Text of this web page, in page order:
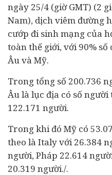
ngày 25/4 (giờ GMT) (2
Nam), dịch viêm đường
cướp đi sinh mạng của
toàn thế giới, với 90% số
Âuvà Mỹ.
Trong tổng số 200.736
Âu là lục địa có số
122.171 người.
Trong khi đó Mỹ có
theo là Italyvới 26.384
người, Pháp 22.614
20.319 người./.